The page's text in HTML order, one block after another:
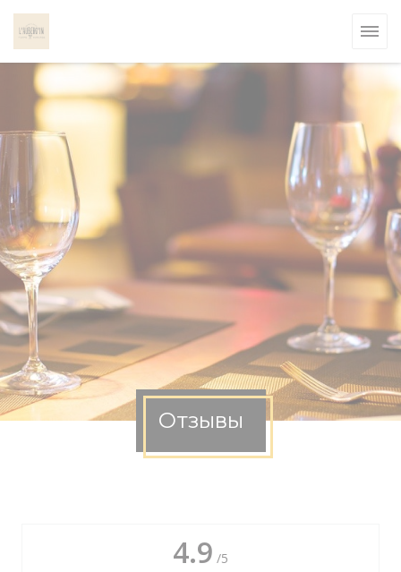
Отзывы
4.9 /5